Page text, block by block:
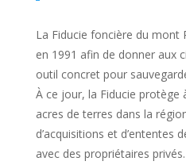
La Fiducie foncière du mont
en 1991 afin de donner aux
outil concret pour
À ce jour, la Fiducie protège
acres de terres dans la
d’acquisitions et d’ententes
avec des propriétaires privés.